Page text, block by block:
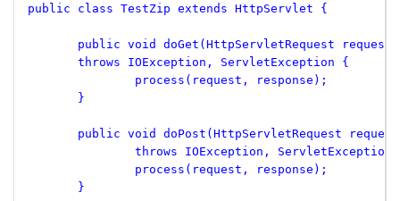
public class TestZip extends HttpServlet {
public void doGet(HttpServletRequest
throws IOException, ServletException {
process(request, response);
}
public void doPost(HttpServletRequest
throws IOException, ServletException
process(request, response);
}